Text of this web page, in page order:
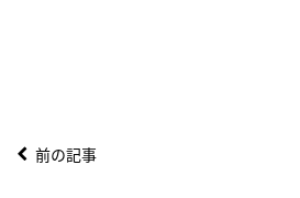
前の記事